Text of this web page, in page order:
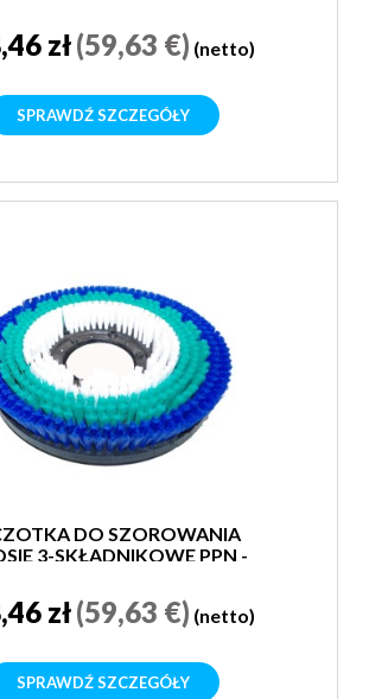
zł(59,63 €) (netto)
SPRAWDŹ SZCZEGÓŁY
DO SZOROWANIA
3-SKŁADNIKOWE PPN -
zł(59,63 €) (netto)
SPRAWDŹ SZCZEGÓŁY